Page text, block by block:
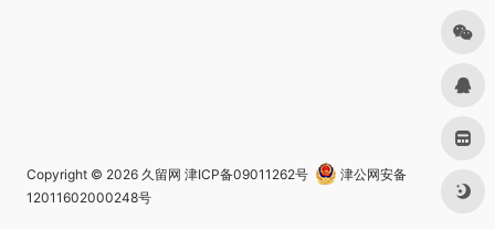
Copyright © 2026 久留网 津ICP备09011262号
津公网安备
12011602000248号